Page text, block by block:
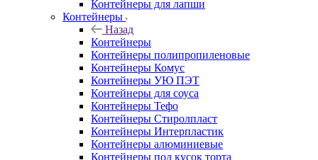
Контейнеры для лапши
Контейнеры
Назад
Контейнеры
Контейнеры полипропиленовые
Контейнеры Комус
Контейнеры УЮ ПЭТ
Контейнеры для соуса
Контейнеры Тефо
Контейнеры Стиролпласт
Контейнеры Интерпластик
Контейнеры алюминиевые
Контейнеры под кусок торта